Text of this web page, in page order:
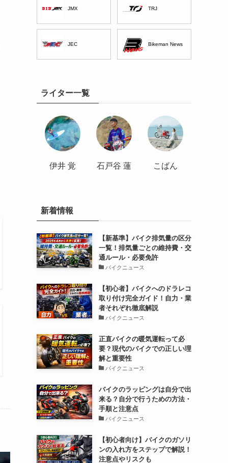
JMX TRJ
JEC Bikeman News
ライター一覧
伊井 覚 石戸谷 蓮 こばん
新着情報
【新基準】バイク排気量の区分
一覧！排気量ごとの維持費・交
通ルール・必要免許
バイクニュース
【初心者】バイクへのドラレコ
取り付け完全ガイド！自力・業
者それぞれ徹底解説
バイクニュース
正直バイクの暖気運転って必
要？現代のバイクでの正しい理
解と重要性
バイクニュース
バイクのラッピングは自分で出
来る？自分で行うための方法・
手順と注意点
バイクニュース
【初心者向け】バイクのガソリ
ンの入れ方をステップで解説！
注意点やリスクも